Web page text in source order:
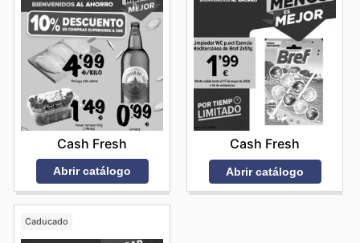
Cash Fresh
Abrir catálogo
Cash Fresh
Abrir catálogo
Caducado